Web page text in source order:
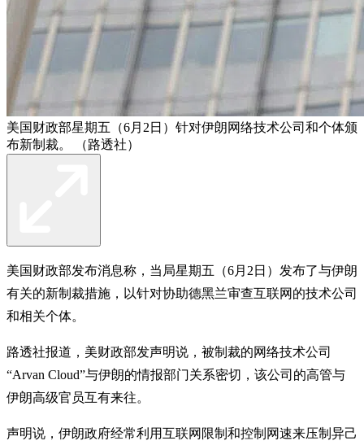
美国财政部星期五（6月2日）针对伊朗网络技术公司和个体颁
布新制裁。 （路透社）
美国财政部发布消息称，当局星期五（6月2日）发布了与伊朗
有关的新制裁措施，以针对协助德黑兰审查互联网的技术公司
和相关个体。
路透社报道，美财政部发声明说，被制裁的网络技术公司
“Arvan Cloud”与伊朗的情报部门关系密切，该公司的高管与
伊朗高级官员互有来往。
声明说，伊朗政府经常利用互联网限制和控制网速来压制异己